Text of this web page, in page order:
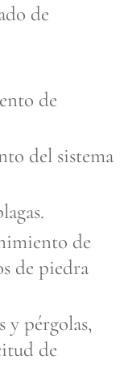
de
de
del sistema
de
de piedra
y pérgolas,
de